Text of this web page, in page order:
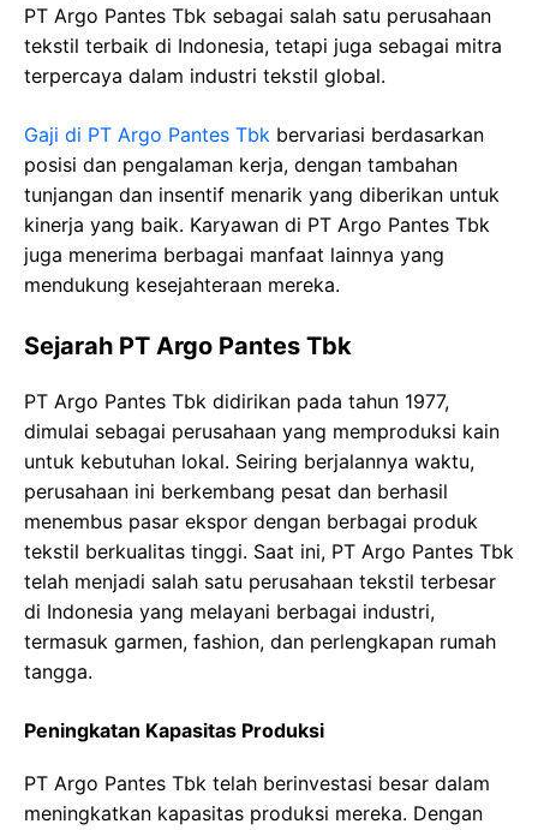
PT Argo Pantes Tbk sebagai salah satu perusahaan
tekstil terbaik di Indonesia, tetapi juga sebagai mitra
terpercaya dalam industri tekstil global.
Gaji di PT Argo Pantes Tbk bervariasi berdasarkan
posisi dan pengalaman kerja, dengan tambahan
tunjangan dan insentif menarik yang diberikan untuk
kinerja yang baik. Karyawan di PT Argo Pantes Tbk
juga menerima berbagai manfaat lainnya yang
mendukung kesejahteraan mereka.
Sejarah PT Argo Pantes Tbk
PT Argo Pantes Tbk didirikan pada tahun 1977,
dimulai sebagai perusahaan yang memproduksi kain
untuk kebutuhan lokal. Seiring berjalannya waktu,
perusahaan ini berkembang pesat dan berhasil
menembus pasar ekspor dengan berbagai produk
tekstil berkualitas tinggi. Saat ini, PT Argo Pantes Tbk
telah menjadi salah satu perusahaan tekstil terbesar
di Indonesia yang melayani berbagai industri,
termasuk garmen, fashion, dan perlengkapan rumah
tangga.
Peningkatan Kapasitas Produksi
PT Argo Pantes Tbk telah berinvestasi besar dalam
meningkatkan kapasitas produksi mereka. Dengan